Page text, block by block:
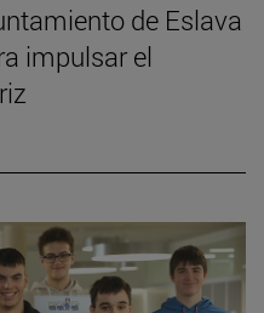
de Eslava
impulsar el